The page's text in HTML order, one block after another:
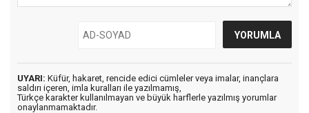
UYARI: Küfür, hakaret, rencide edici cümleler veya imalar, inançlara
saldırı içeren, imla kuralları ile yazılmamış,
Türkçe karakter kullanılmayan ve büyük harflerle yazılmış yorumlar
onaylanmamaktadır.